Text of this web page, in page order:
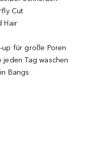
Cut
Hair
up für große Poren
jeden Tag waschen
Bangs